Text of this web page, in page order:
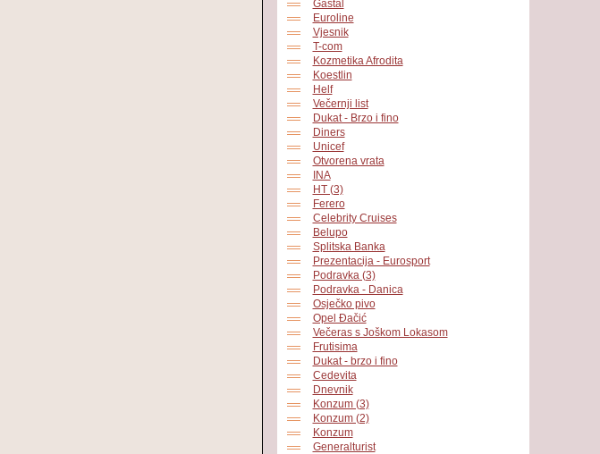
Gastal
Euroline
Vjesnik
T-com
Kozmetika Afrodita
Koestlin
Helf
Večernji list
Dukat - Brzo i fino
Diners
Unicef
Otvorena vrata
INA
HT (3)
Ferero
Celebrity Cruises
Belupo
Splitska Banka
Prezentacija - Eurosport
Podravka (3)
Podravka - Danica
Osječko pivo
Opel Đačić
Večeras s Joškom Lokasom
Frutisima
Dukat - brzo i fino
Cedevita
Dnevnik
Konzum (3)
Konzum (2)
Konzum
Generalturist